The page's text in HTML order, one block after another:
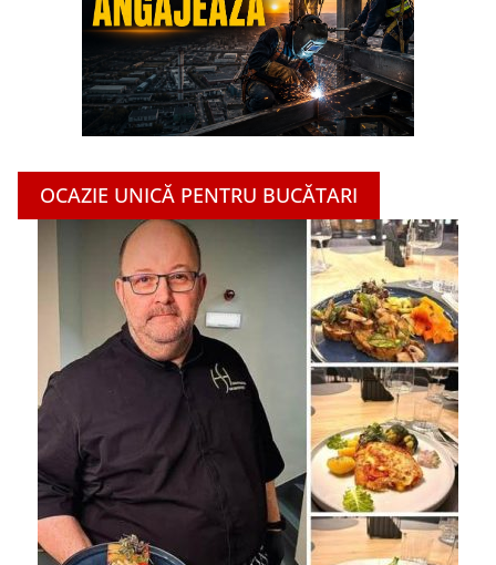
OCAZIE UNICĂ PENTRU BUCĂTARI